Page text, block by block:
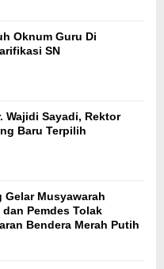
Oknum Guru Di
SN
Wajidi Sayadi, Rektor
Baru Terpilih
Gelar Musyawarah
Pemdes Tolak
Bendera Merah Putih